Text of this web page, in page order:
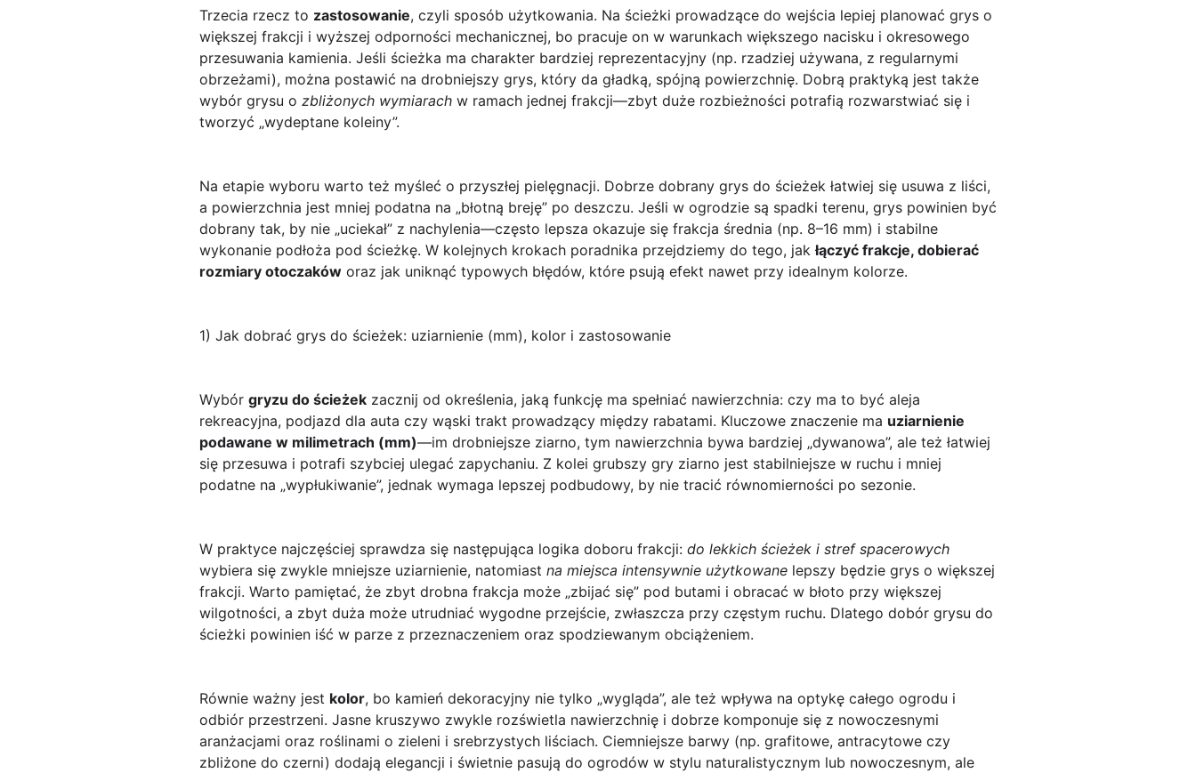
Trzecia rzecz to zastosowanie, czyli sposób użytkowania. Na ścieżki prowadzące do wejścia lepiej planować grys o
większej frakcji i wyższej odporności mechanicznej, bo pracuje on w warunkach większego nacisku i okresowego
przesuwania kamienia. Jeśli ścieżka ma charakter bardziej reprezentacyjny (np. rzadziej używana, z regularnymi
obrzeżami), można postawić na drobniejszy grys, który da gładką, spójną powierzchnię. Dobrą praktyką jest także
wybór grysu o zbliżonych wymiarach w ramach jednej frakcji—zbyt duże rozbieżności potrafią rozwarstwiać się i
tworzyć „wydeptane koleiny”.
Na etapie wyboru warto też myśleć o przyszłej pielęgnacji. Dobrze dobrany grys do ścieżek łatwiej się usuwa z liści,
a powierzchnia jest mniej podatna na „błotną breję” po deszczu. Jeśli w ogrodzie są spadki terenu, grys powinien być
dobrany tak, by nie „uciekał” z nachylenia—często lepsza okazuje się frakcja średnia (np. 8–16 mm) i stabilne
wykonanie podłoża pod ścieżkę. W kolejnych krokach poradnika przejdziemy do tego, jakłączyć frakcje, dobierać
rozmiary otoczaków oraz jak uniknąć typowych błędów, które psują efekt nawet przy idealnym kolorze.
1) Jak dobrać grys do ścieżek: uziarnienie (mm), kolor i zastosowanie
Wybór gryzu do ścieżek zacznij od określenia, jaką funkcję ma spełniać nawierzchnia: czy ma to być aleja
rekreacyjna, podjazd dla auta czy wąski trakt prowadzący między rabatami. Kluczowe znaczenie ma uziarnienie
podawane w milimetrach (mm)—im drobniejsze ziarno, tym nawierzchnia bywa bardziej „dywanowa”, ale też łatwiej
się przesuwa i potrafi szybciej ulegać zapychaniu. Z kolei grubszy gry ziarno jest stabilniejsze w ruchu i mniej
podatne na „wypłukiwanie”, jednak wymaga lepszej podbudowy, by nie tracić równomierności po sezonie.
W praktyce najczęściej sprawdza się następująca logika doboru frakcji: do lekkich ścieżek i stref spacerowych
wybiera się zwykle mniejsze uziarnienie, natomiast na miejsca intensywnie użytkowane lepszy będzie grys o większej
frakcji. Warto pamiętać, że zbyt drobna frakcja może „zbijać się” pod butami i obracać w błoto przy większej
wilgotności, a zbyt duża może utrudniać wygodne przejście, zwłaszcza przy częstym ruchu. Dlatego dobór grysu do
ścieżki powinien iść w parze z przeznaczeniem oraz spodziewanym obciążeniem.
Równie ważny jest kolor, bo kamień dekoracyjny nie tylko „wygląda”, ale też wpływa na optykę całego ogrodu i
odbiór przestrzeni. Jasne kruszywo zwykle rozświetla nawierzchnię i dobrze komponuje się z nowoczesnymi
aranżacjami oraz roślinami o zieleni i srebrzystych liściach. Ciemniejsze barwy (np. grafitowe, antracytowe czy
zbliżone do czerni) dodają elegancji i świetnie pasują do ogrodów w stylu naturalistycznym lub nowoczesnym, ale